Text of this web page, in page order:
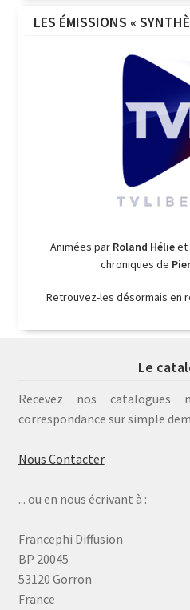
LES ÉMISSIONS «
Animées par Roland Hélieet
chroniques de
Retrouvez-les désormais en
Le
Recevez nos catalogues
correspondance sur simple
Nous Contacter
... ou en nous écrivant à :
Francephi Diffusion
BP 20045
53120 Gorron
France